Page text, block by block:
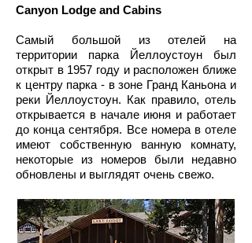
Canyon Lodge and Cabins
Самый большой из отелей на
территории парка Йеллоустоун был
открыт в 1957 году и расположен ближе
к центру парка - в зоне Гранд Каньона и
реки Йеллоустоун. Как правило, отель
открывается в начале июня и работает
до конца сентября. Все номера в отеле
имеют собственную ванную комнату,
некоторые из номеров были недавно
обновлены и выглядят очень свежо.